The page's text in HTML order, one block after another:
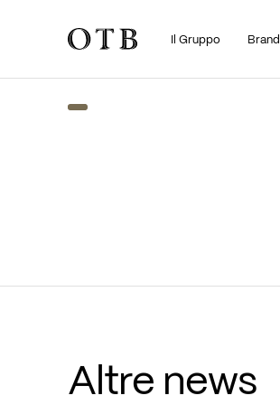
Skip to main contentIl Gruppo Brand
Altre news